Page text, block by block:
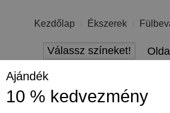
Kezdőlap Ékszerek
Válassz színeket!
Virág formájú, virágos motívumokat
Ajándék
10 % kedvezmény